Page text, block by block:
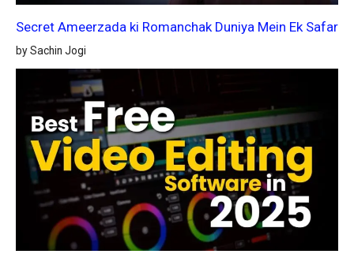
Secret Ameerzada ki Romanchak Duniya Mein Ek Safar
by Sachin Jogi